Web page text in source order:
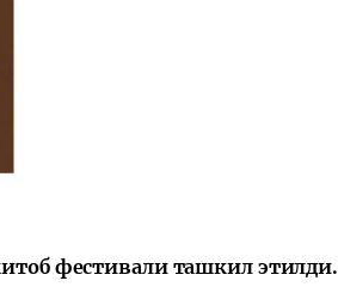
фестивали ташкил этилди.